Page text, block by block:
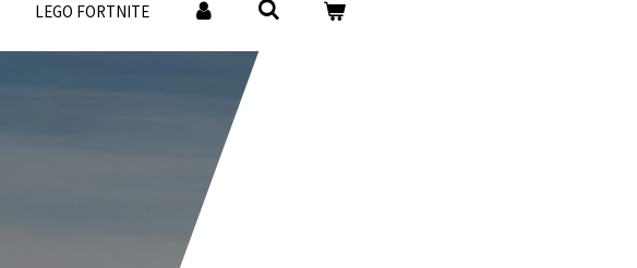
LEGO FORTNITE